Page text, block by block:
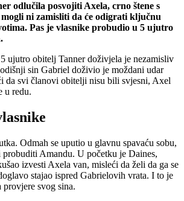
odlučila posvojiti Axela, crno štene s
ni zamisliti da će odigrati ključnu
Pas je vlasnike probudio u 5 ujutro
ujutro obitelj Tanner doživjela je nezamisliv
sin Gabriel doživio je moždani udar
da svi članovi obitelji nisu bili svjesni, Axel
u redu.
Odmah se uputio u glavnu spavaću sobu,
Amandu. U početku je Daines,
izvesti Axela van, misleći da želi da ga se
stajao ispred Gabrielovih vrata. I to je
svog sina.